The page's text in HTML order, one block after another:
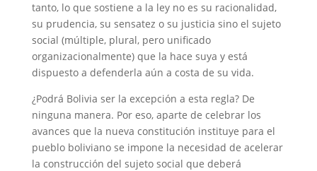
tanto, lo que sostiene a la ley no es su racionalidad,
su prudencia, su sensatez o su justicia sino el sujeto
social (múltiple, plural, pero unificado
organizacionalmente) que la hace suya y está
dispuesto a defenderla aún a costa de su vida.
¿Podrá Bolivia ser la excepción a esta regla? De
ninguna manera. Por eso, aparte de celebrar los
avances que la nueva constitución instituye para el
pueblo boliviano se impone la necesidad de acelerar
la construcción del sujeto social que deberá